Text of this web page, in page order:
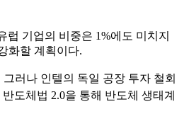
기업의 비중은 1%에도 미치지
화할 계획이다.
러나 인텔의 독일 공장 투자 철회
도체법 2.0을 통해 반도체 생태계